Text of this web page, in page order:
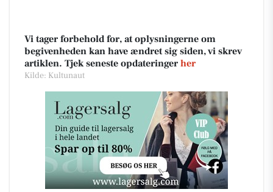
Vi tager forbehold for, at oplysningerne om
begivenheden kan have ændret sig siden, vi skrev
artiklen. Tjek seneste opdateringer her
Kilde: Kultunaut